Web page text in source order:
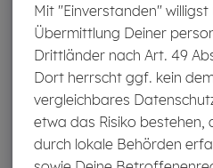
Mit "Einverstanden" willigst
Übermittlung Deiner
Drittländer nach Art. 49
Dort herrscht ggf. kein
vergleichbares
etwa das Risiko bestehen,
durch lokale Behörden
Alle Ar­ti­kel zu Cos­mic
Weiterlesen